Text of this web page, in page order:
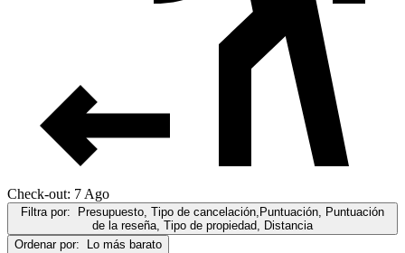
Check-out: 7 Ago
Filtra por:
Presupuesto, Tipo de cancelación,Puntuación, Puntuación
de la reseña, Tipo de propiedad, Distancia
Ordenar por:
Lo más barato